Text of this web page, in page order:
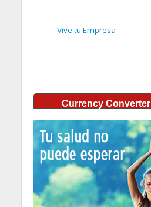
Vive tu Empresa
Currency Converter